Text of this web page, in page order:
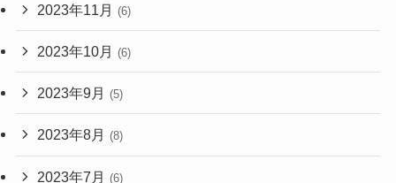
2023年11月 (6)
2023年10月 (6)
2023年9月 (5)
2023年8月 (8)
2023年7月 (6)